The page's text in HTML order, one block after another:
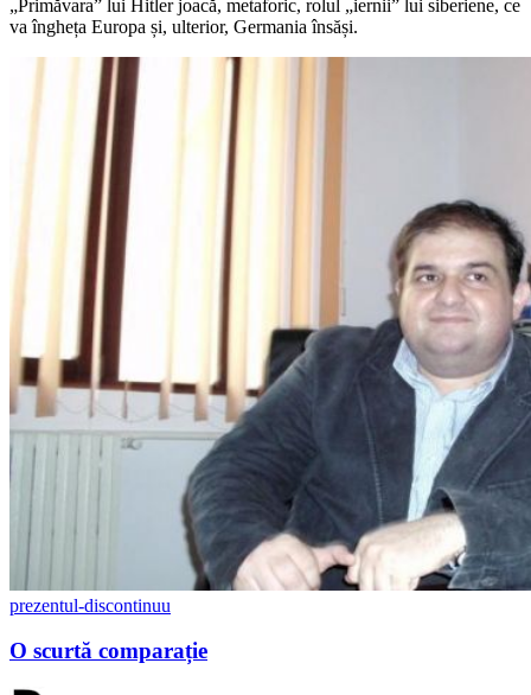
„Primăvara” lui Hitler joacă, metaforic, rolul „iernii” lui siberiene, ce
va îngheța Europa și, ulterior, Germania însăși.
prezentul-discontinuu
O scurtă comparație